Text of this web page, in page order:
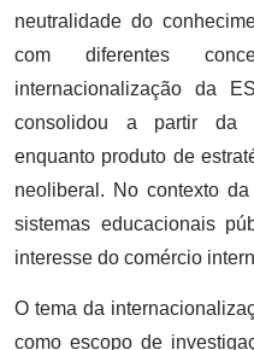
neutralidade do
com diferentes
internacionalização da
consolidou a partir da
enquanto produto de
neoliberal. No contexto
sistemas educacionais
interesse do comércio
O tema da
como escopo de